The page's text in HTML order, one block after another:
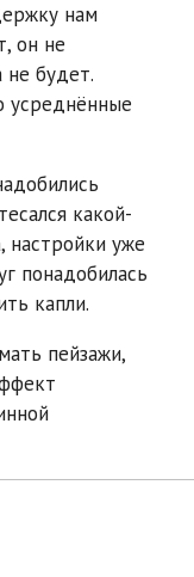
нам
он не
не будет.
усреднённые
какой-
настройки уже
понадобилась
капли.
пейзажи,